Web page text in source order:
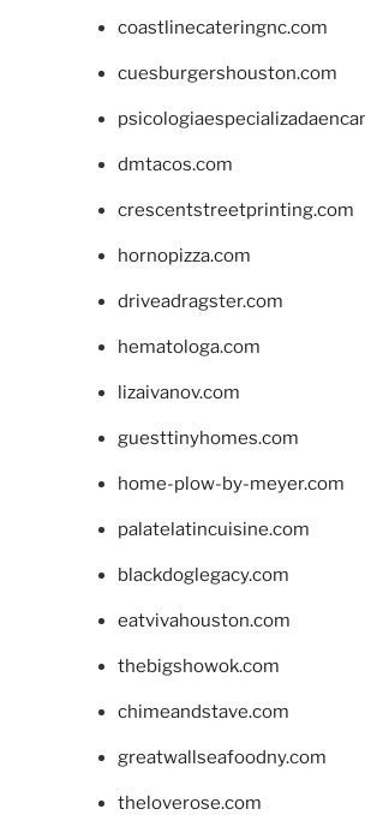
coastlinecateringnc.com
cuesburgershouston.com
dmtacos.com
crescentstreetprinting.com
hornopizza.com
driveadragster.com
hematologa.com
lizaivanov.com
guesttinyhomes.com
home-plow-by-meyer.com
palatelatincuisine.com
blackdoglegacy.com
eatvivahouston.com
thebigshowok.com
chimeandstave.com
greatwallseafoodny.com
theloverose.com